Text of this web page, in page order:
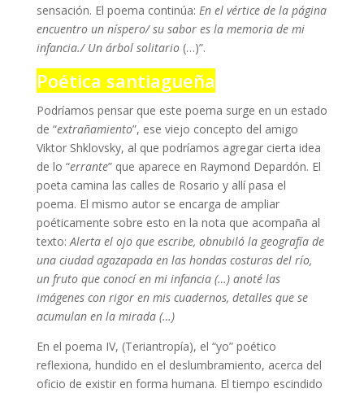
sensación. El poema continúa: En el vértice de la página
encuentro un níspero/ su sabor es la memoria de mi
infancia./ Un árbol solitario(…)”.
Poética santiagueña
Podríamos pensar que este poema surge en un estado
de “extrañamiento”, ese viejo concepto del amigo
Viktor Shklovsky, al que podríamos agregar cierta idea
de lo “errante” que aparece en Raymond Depardón. El
poeta camina las calles de Rosario y allí pasa el
poema. El mismo autor se encarga de ampliar
poéticamente sobre esto en la nota que acompaña al
texto: Alerta el ojo que escribe, obnubiló la geografía de
una ciudad agazapada en las hondas costuras del río,
un fruto que conocí en mi infancia (…) anoté las
imágenes con rigor en mis cuadernos, detalles que se
acumulan en la mirada (…)
En el poema IV, (Teriantropía), el “yo” poético
reflexiona, hundido en el deslumbramiento, acerca del
oficio de existir en forma humana. El tiempo escindido